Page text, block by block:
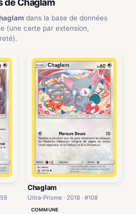
de Chaglam
dans la base de données
(une carte par extension,
Chaglam
Ultra-Prisme · 2018 · #108
COMMUNE